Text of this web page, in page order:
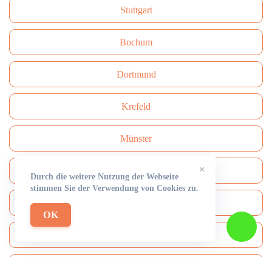
Stuttgart
Bochum
Dortmund
Krefeld
Münster
×
Durch die weitere Nutzung der Webseite
stimmen Sie der Verwendung von Cookies zu.
OK